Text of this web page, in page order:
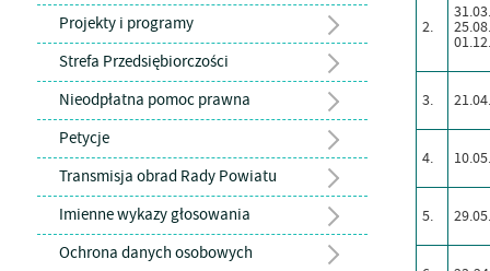
Projekty i programy
Strefa Przedsiębiorczości
Nieodpłatna pomoc prawna
Petycje
Transmisja obrad Rady Powiatu
Imienne wykazy głosowania
Ochrona danych osobowych
2.
3.
4.
5.